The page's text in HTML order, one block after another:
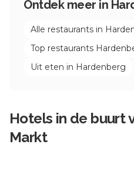
Ontdek meer in
Alle restaurants in
Top restaurants
Uit eten in Hardenberg
Hotels in de buurt
Markt